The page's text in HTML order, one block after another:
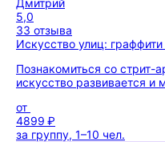
Дмитрий
5,0
33 отзыва
Искусство улиц:
Познакомиться со стрит-
искусство развивается и
от
4899 ₽
за группу, 1–10 чел.